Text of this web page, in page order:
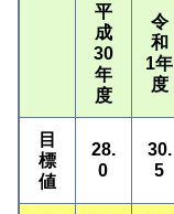
平
成
30
年
度
令
和
1年
度
目
標
値
28.
0
30.
5